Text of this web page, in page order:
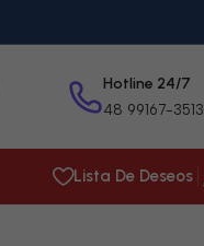
Hotline 24/7
48 99167-3513
Lista De Deseos